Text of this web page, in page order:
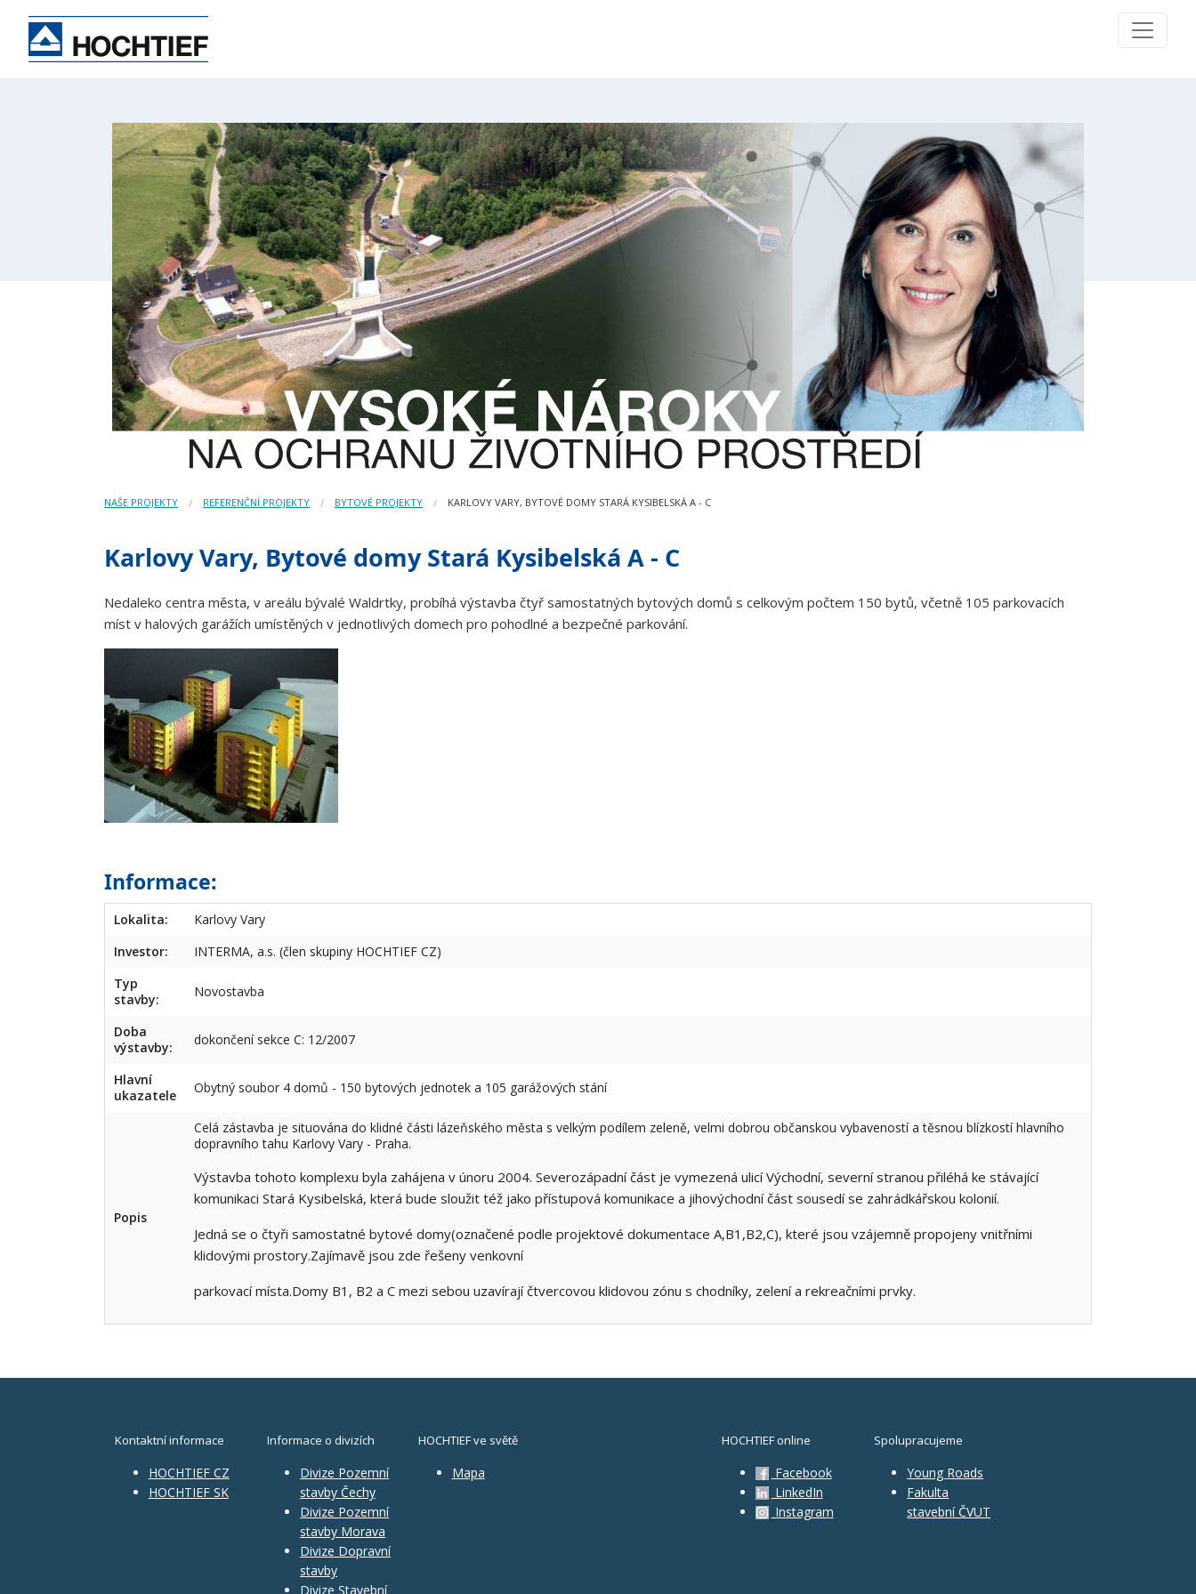
NAŠE PROJEKTY REFERENČNÍ PROJEKTY BYTOVÉ PROJEKTY KARLOVY VARY, BYTOVÉ DOMY STARÁ KYSIBELSKÁ A - C
Karlovy Vary, Bytové domy Stará Kysibelská A - C
Nedaleko centra města, v areálu bývalé Waldrtky, probíhá výstavba čtyř samostatných bytových domů s celkovým počtem 150 bytů, včetně 105 parkovacích
míst v halových garážích umístěných v jednotlivých domech pro pohodlné a bezpečné parkování.
Informace:
Lokalita:
Karlovy Vary
Investor:
INTERMA, a.s. (člen skupiny HOCHTIEF CZ)
Typ
stavby:
Novostavba
Doba
výstavby:
dokončení sekce C: 12/2007
Hlavní
ukazatele
Obytný soubor 4 domů - 150 bytových jednotek a 105 garážových stání
Popis
Celá zástavba je situována do klidné části lázeňského města s velkým podílem zeleně, velmi dobrou občanskou vybaveností a těsnou blízkostí hlavního
dopravního tahu Karlovy Vary - Praha.
Výstavba tohoto komplexu byla zahájena v únoru 2004. Severozápadní část je vymezená ulicí Východní, severní stranou přiléhá ke stávající
komunikaci Stará Kysibelská, která bude sloužit též jako přístupová komunikace a jihovýchodní část sousedí se zahrádkářskou kolonií.
Jedná se o čtyři samostatné bytové domy(označené podle projektové dokumentace A,B1,B2,C), které jsou vzájemně propojeny vnitřními
klidovými prostory.Zajímavě jsou zde řešeny venkovní
parkovací místa.Domy B1, B2 a C mezi sebou uzavírají čtvercovou klidovou zónu s chodníky, zelení a rekreačními prvky.
Kontaktní informace
HOCHTIEF CZ
HOCHTIEF SK
Informace o divizích
Divize Pozemní
stavby Čechy
Divize Pozemní
stavby Morava
Divize Dopravní
stavby
Divize Stavební
HOCHTIEF ve světě
Mapa
HOCHTIEF online
Facebook
LinkedIn
Instagram
Spolupracujeme
Young Roads
Fakulta
stavební ČVUT